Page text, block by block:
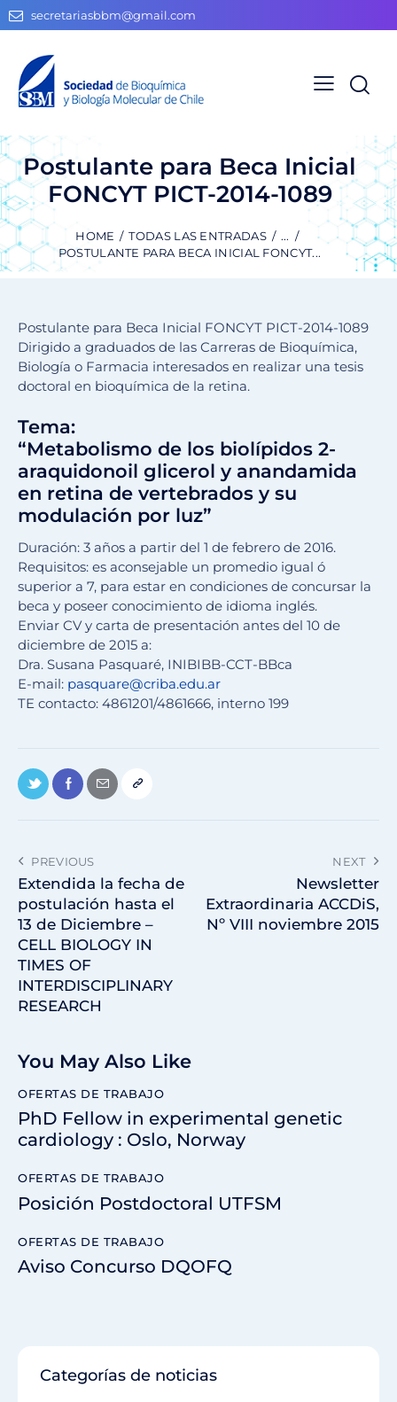
secretariasbbm@gmail.com
Postulante para Beca Inicial
FONCYT PICT-2014-1089
HOME TODAS LAS ENTRADAS
...
POSTULANTE PARA BECA INICIAL FONCYT...
Postulante para Beca Inicial FONCYT PICT-2014-1089
Dirigido a graduados de las Carreras de Bioquímica,
Biología o Farmacia interesados en realizar una tesis
doctoral en bioquímica de la retina.
Tema:
“Metabolismo de los biolípidos 2-
araquidonoil glicerol y anandamida
en retina de vertebrados y su
modulación por luz”
Duración: 3 años a partir del 1 de febrero de 2016.
Requisitos: es aconsejable un promedio igual ó
superior a 7, para estar en condiciones de concursar la
beca y poseer conocimiento de idioma inglés.
Enviar CV y carta de presentación antes del 10 de
diciembre de 2015 a:
Dra. Susana Pasquaré, INIBIBB-CCT-BBca
E-mail: pasquare@criba.edu.ar
TE contacto: 4861201/4861666, interno 199
PREVIOUS
Extendida la fecha de
postulación hasta el
13 de Diciembre –
CELL BIOLOGY IN
TIMES OF
INTERDISCIPLINARY
RESEARCH
NEXT
Newsletter
Extraordinaria ACCDiS,
Nº VIII noviembre 2015
You May Also Like
OFERTAS DE TRABAJO
PhD Fellow in experimental genetic
cardiology : Oslo, Norway
OFERTAS DE TRABAJO
Posición Postdoctoral UTFSM
OFERTAS DE TRABAJO
Aviso Concurso DQOFQ
Categorías de noticias